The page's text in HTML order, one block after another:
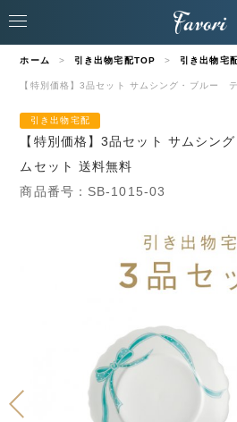
ホーム 引き出物宅配TOP 引き出物宅
【特別価格】3品セット サムシング・ブルー
引き出物宅配
【特別価格】3品セット サムシン
ムセット 送料無料
商品番号：SB-1015-03